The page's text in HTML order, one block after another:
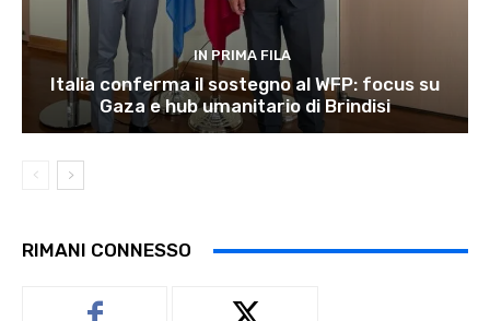
IN PRIMA FILA
Italia conferma il sostegno al WFP: focus su
Gaza e hub umanitario di Brindisi
RIMANI CONNESSO